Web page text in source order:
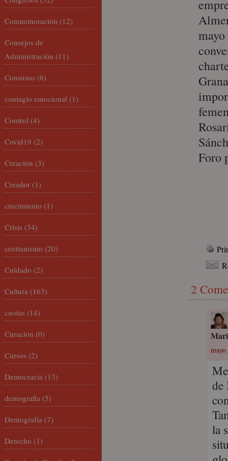
Foro
2
mayo
de
la
Conmemoración (12)
Consejos de
Administración (11)
Consumo (6)
contagio emocional (1)
Control (4)
Covid19 (2)
Creación (3)
Creador (1)
crecimiento (1)
Crisis (34)
cristianismo (20)
Cuidado (2)
Cultura (163)
cuotas (14)
Curación (0)
Cursos (2)
Democracia (13)
demografia (5)
Demografía (7)
Derecho (1)